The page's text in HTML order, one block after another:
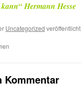
Hermann Hesse
Uncategorized
Kommentar